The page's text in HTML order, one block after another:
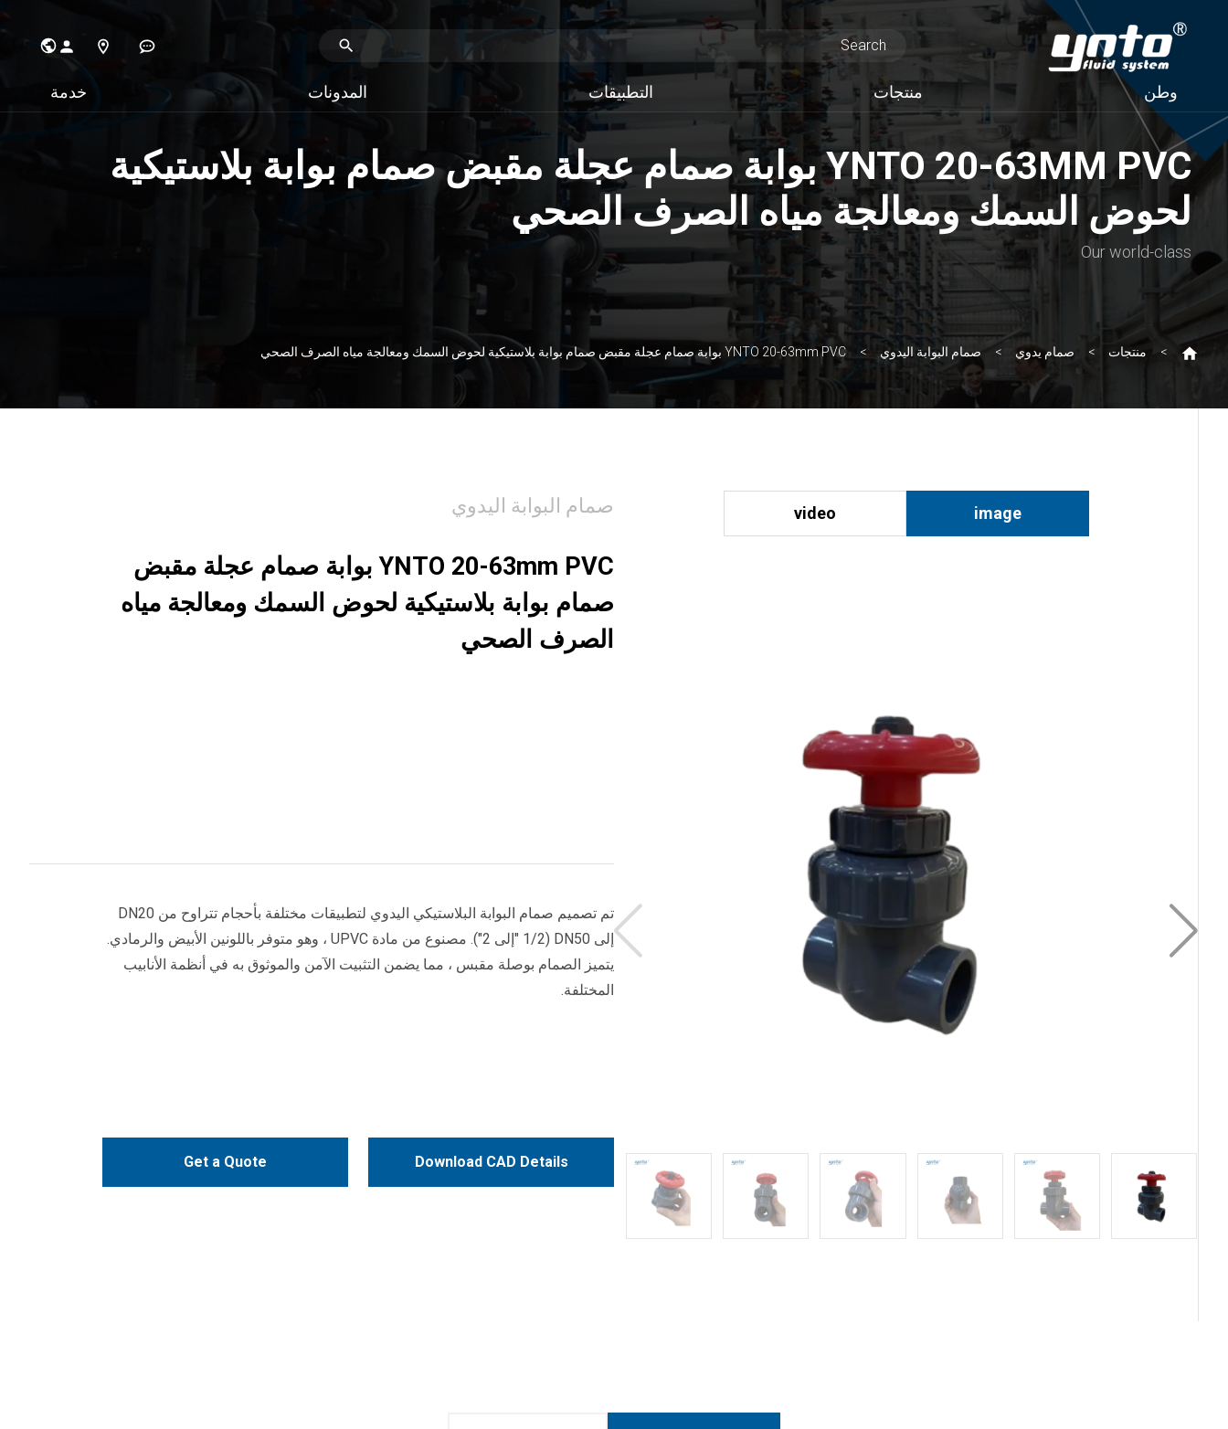
وطن منتجات التطبيقات المدونات خدمة
YNTO 20-63MM PVC بوابة صمام عجلة مقبض صمام بوابة بلاستيكية
لحوض السمك ومعالجة مياه الصرف الصحي
Our world-class
منتجات صمام يدوي صمام البوابة اليدوي YNTO 20-63mm PVC بوابة صمام عجلة مقبض صمام بوابة بلاستيكية لحوض السمك ومعالجة مياه الصرف الصحي
image
video صمام البوابة اليدوي
YNTO 20-63mm PVC بوابة صمام عجلة مقبض
صمام بوابة بلاستيكية لحوض السمك ومعالجة مياه
الصرف الصحي
تم تصميم صمام البوابة البلاستيكي اليدوي لتطبيقات مختلفة بأحجام تتراوح من DN20
إلى DN50 (1/2 "إلى 2"). مصنوع من مادة UPVC ، وهو متوفر باللونين الأبيض والرمادي.
يتميز الصمام بوصلة مقبس ، مما يضمن التثبيت الآمن والموثوق به في أنظمة الأنابيب
المختلفة.
Download CAD Details
Get a Quote